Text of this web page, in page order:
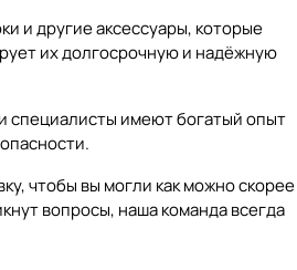
и другие аксессуары, которые
их долгосрочную и надёжную
специалисты имеют богатый опыт
чтобы вы могли как можно скорее
вопросы, наша команда всегда